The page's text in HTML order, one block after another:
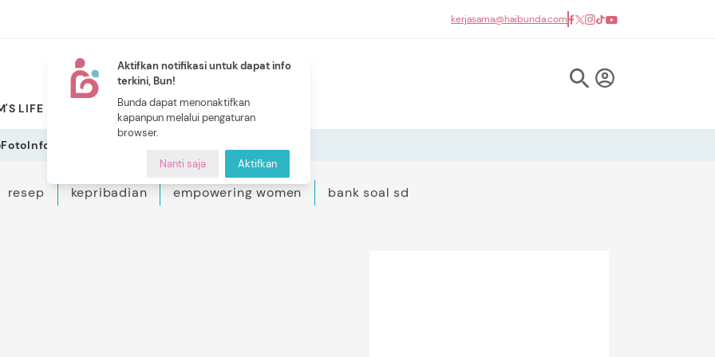
Aktifkan notifikasi untuk dapat info
terkini, Bun!
Bunda dapat menonaktifkan
kapanpun melalui pengaturan
browser.
Nanti saja Aktifkan
kerjasama@haibunda.com
LIFE PILIHAN BUNDA
NEW
CERITA BUNDA
FotoInfografis
resep kepribadian empowering women bank soal sd